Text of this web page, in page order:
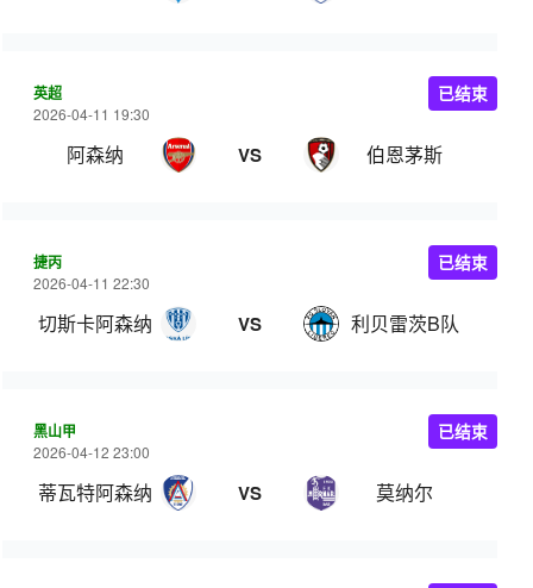
英超
2026-04-11 19:30
阿森纳 VS 伯恩茅斯
已结束
捷丙
2026-04-11 22:30
切斯卡阿森纳 VS 利贝雷茨B队
已结束
黑山甲
2026-04-12 23:00
蒂瓦特阿森纳 VS 莫纳尔
已结束